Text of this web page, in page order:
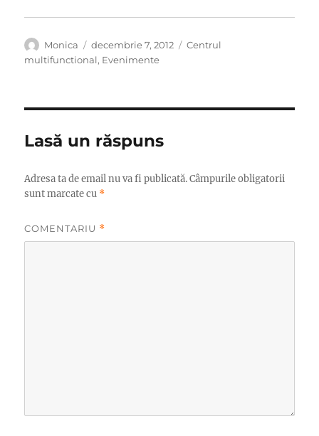
Autor
Monica
Publicat
pe
decembrie 7, 2012 Categorii
Centrul
multifunctional, Evenimente
Lasă un răspuns
Adresa ta de email nu va fi publicată. Câmpurile obligatorii
sunt marcate cu *
COMENTARIU *